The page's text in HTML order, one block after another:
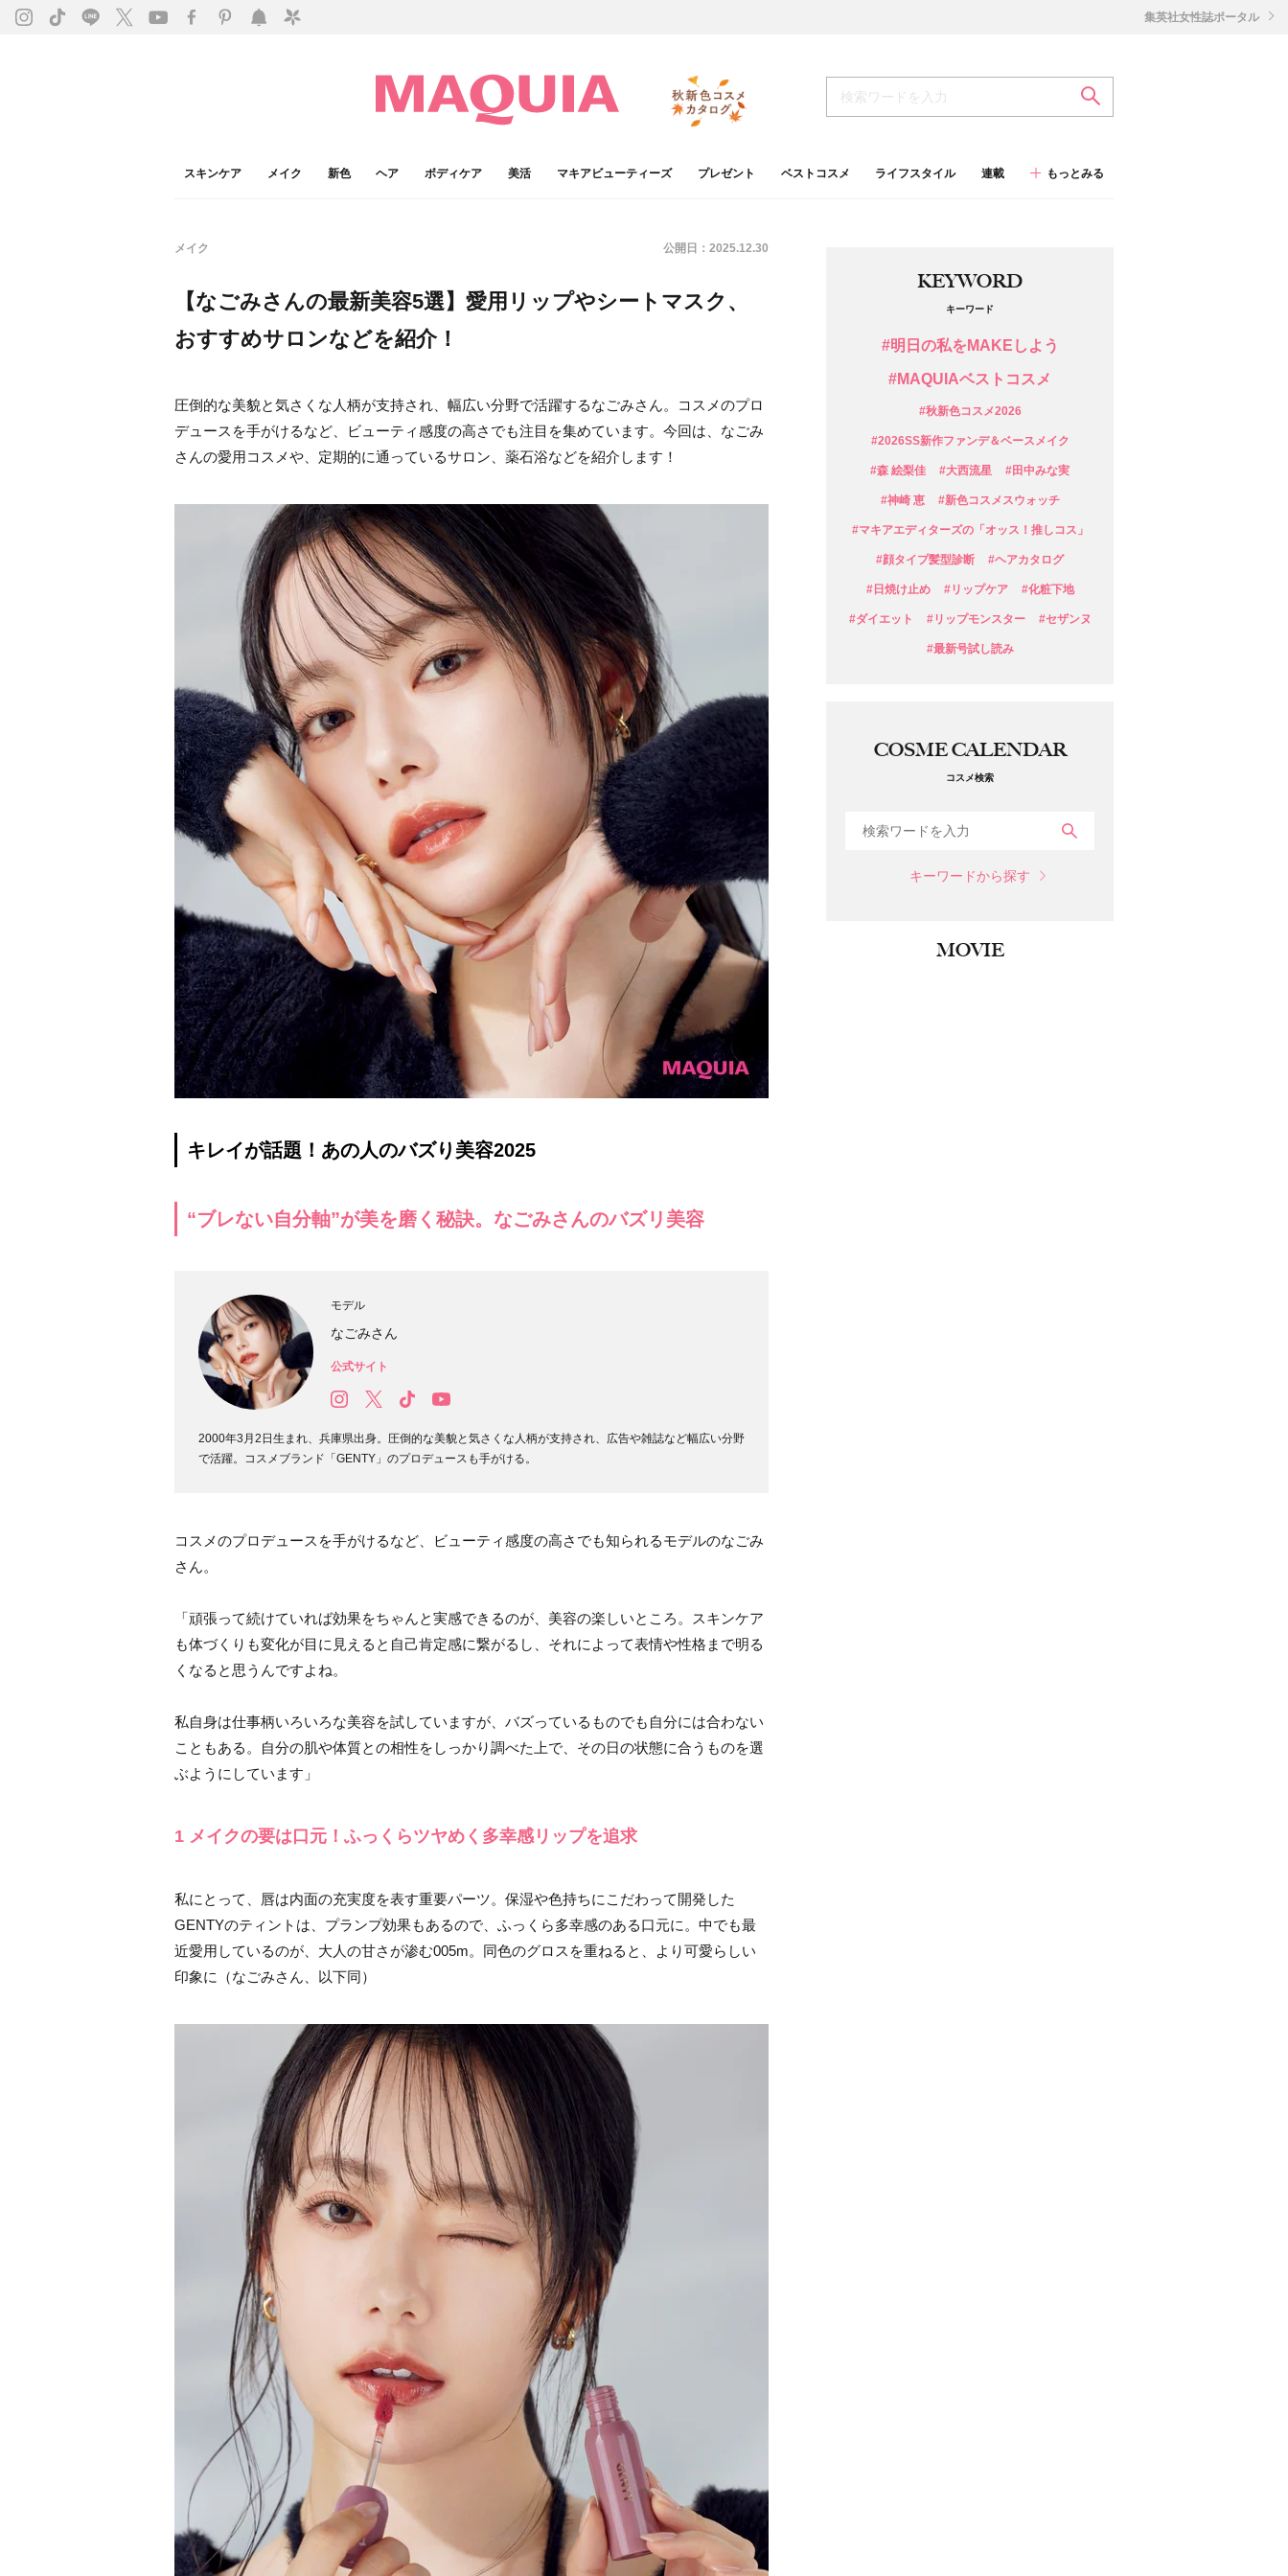
スキンケア メイク 新色 ヘア ボディケア 美活 マキアビューティーズ プレゼント ベストコスメ ライフスタイル 連載 もっとみる
集英社女性誌ポータル
メイク 公開日： 2025.12.30
【なごみさんの最新美容5選】愛用リップやシートマスク、
おすすめサロンなどを紹介！
圧倒的な美貌と気さくな人柄が支持され、幅広い分野で活躍するなごみさん。コスメのプロ
デュースを手がけるなど、ビューティ感度の高さでも注目を集めています。今回は、なごみ
さんの愛用コスメや、定期的に通っているサロン、薬石浴などを紹介します！
キレイが話題！あの人のバズり美容2025
“ブレない自分軸”が美を磨く秘訣。なごみさんのバズリ美容
モデル
なごみさん
公式サイト
2000年3月2日生まれ、兵庫県出身。圧倒的な美貌と気さくな人柄が支持され、広告や雑誌など幅広い分野
で活躍。コスメブランド「GENTY」のプロデュースも手がける。
コスメのプロデュースを手がけるなど、ビューティ感度の高さでも知られるモデルのなごみ
さん。
「頑張って続けていれば効果をちゃんと実感できるのが、美容の楽しいところ。スキンケア
も体づくりも変化が目に見えると自己肯定感に繋がるし、それによって表情や性格まで明る
くなると思うんですよね。
私自身は仕事柄いろいろな美容を試していますが、バズっているものでも自分には合わない
こともある。自分の肌や体質との相性をしっかり調べた上で、その日の状態に合うものを選
ぶようにしています」
1 メイクの要は口元！ふっくらツヤめく多幸感リップを追求
私にとって、唇は内面の充実度を表す重要パーツ。保湿や色持ちにこだわって開発した
GENTYのティントは、プランプ効果もあるので、ふっくら多幸感のある口元に。中でも最
近愛用しているのが、大人の甘さが渗む005m。同色のグロスを重ねると、より可愛らしい
印象に（なごみさん、以下同）
KEYWORD
キーワード
#明日の私をMAKEしよう
#MAQUIAベストコスメ
#秋新色コスメ2026
#2026SS新作ファンデ＆ベースメイク
#森 絵梨佳 #大西流星 #田中みな実
#神崎 恵 #新色コスメスウォッチ
#マキアエディターズの「オッス！推しコス」
#顔タイプ髪型診断 #ヘアカタログ
#日焼け止め #リップケア #化粧下地
#ダイエット #リップモンスター #セザンヌ
#最新号試し読み
COSME CALENDAR
コスメ検索
キーワードから探す
MOVIE